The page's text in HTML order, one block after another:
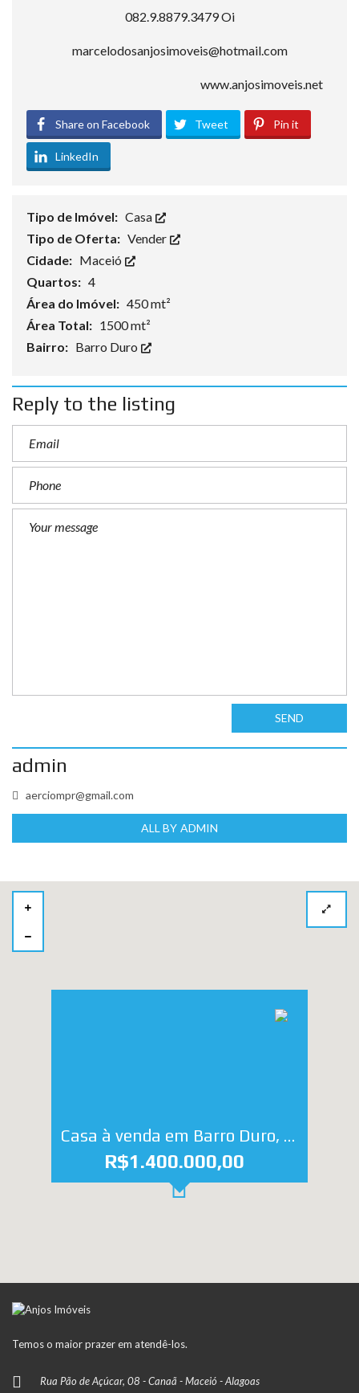
082.9.8879.3479 Oi
marcelodosanjosimoveis@hotmail.com
www.anjosimoveis.net
Share on Facebook Tweet Pin it
LinkedIn
Tipo de Imóvel: Casa
Tipo de Oferta: Vender
Cidade: Maceió
Quartos: 4
Área do Imóvel: 450 mt²
Área Total: 1500 mt²
Bairro: Barro Duro
Reply to the listing
SEND
admin
aerciompr@gmail.com
ALL BY ADMIN
Casa à venda em Barro Duro, Maceió – AL
R$1.400.000,00
Temos o maior prazer em atendê-los.
Rua Pão de Açúcar, 08 - Canaã - Maceió - Alagoas